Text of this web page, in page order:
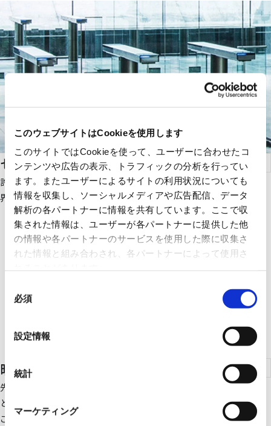
このウェブサイトはCookieを使用します
このサイトではCookieを使って、ユーザーに合わせたコ
ンテンツや広告の表示、トラフィックの分析を行ってい
ます。またユーザーによるサイトの利用状況についても
情報を収集し、ソーシャルメディアや広告配信、データ
解析の各パートナーに情報を共有しています。ここで収
集された情報は、ユーザーが各パートナーに提供した他
の情報や各パートナーのサービスを使用した際に収集さ
れた情報と組み合わされ、各パートナーによって使用さ
必須
設定情報
統計
マーケティング
セキュリティゲート
許可された人だけを通行させるセキュリティゲート。エリアの境
界を明示し、不正通行を検知して阻止・発報します。
映像監視システム
先進の高画質テクノロジーが、監視カメラの流れを変える。もっ
とクリアに、もっとリアルに、もっとスマートな“高画質監視”を
ご体験ください。